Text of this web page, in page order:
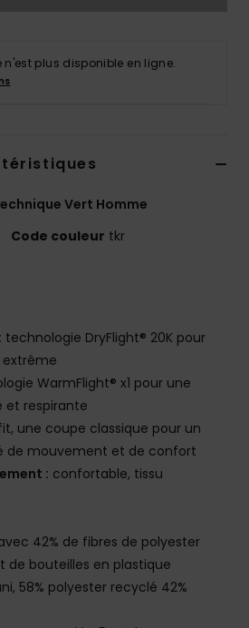
n'est plus disponible en ligne.
Vert Homme
Code couleur tkr
technologie DryFlight® 20K pour
WarmFlight® x1 pour une
et respirante
une coupe classique pour un
de mouvement et de confort
: confortable, tissu
42% de fibres de polyester
de bouteilles en plastique
58% polyester recyclé 42%